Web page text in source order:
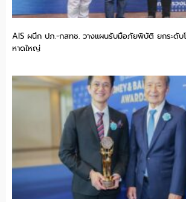
AIS ผนึก ปภ.-กสทช. วางแผนรับมือภัยพิบัติ ยกระดับ
หาดใหญ่